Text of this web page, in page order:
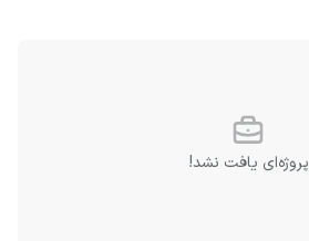
پروژه‌ای یافت نشد!